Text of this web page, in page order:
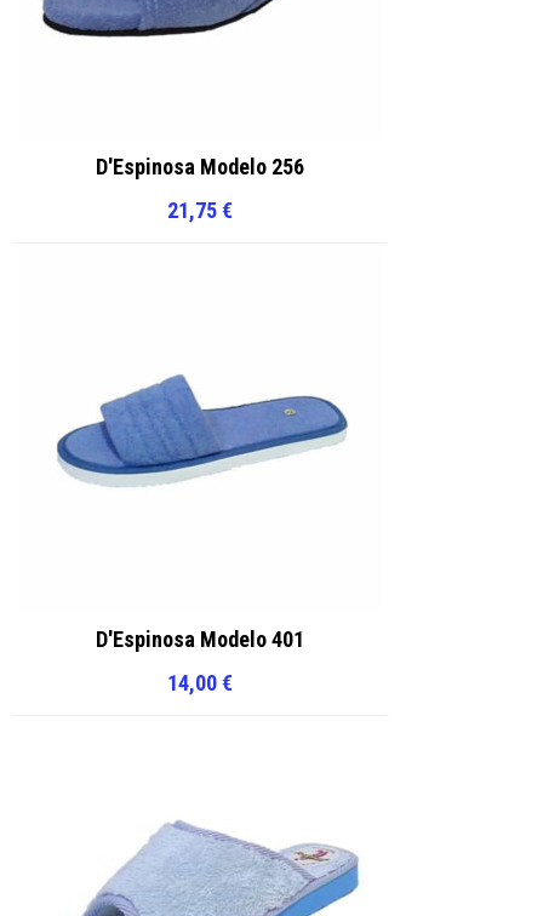
D'Espinosa Modelo 256
21,75€
D'Espinosa Modelo 401
14,00€